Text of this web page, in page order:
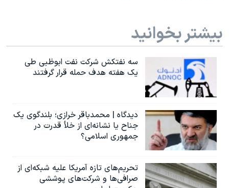
بیشتر بخوانید
سه نفتکش شرکت نفت ابوظبی طی
یک هفته هدف حمله قرار گرفتند
دیدگاه | محمدباقر خرازی؛ بلندگوی یک
جناح یا نشانه‌ای از خلأ قدرت در
جمهوری اسلامی؟
تحریم‌های تازه آمریکا علیه شبکه‌ای از
صرافی‌ها و شرکت‌های پوششی